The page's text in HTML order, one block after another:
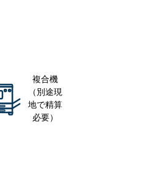
複合機
（別途現
地で精算
必要）